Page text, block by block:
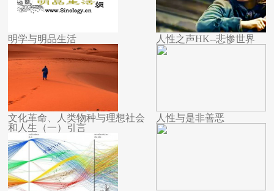
明学与明品生活
文化革命、人类物种与理想社会
和人生（一）引言
人性之声HK--悲惨世界
人性与是非善恶